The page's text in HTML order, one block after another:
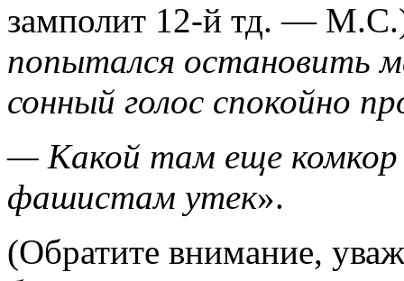
замполит 12-й тд. —
попытался остановить
сонный голос спокойно
— Какой там еще
фашистам утек».
(Обратите внимание,